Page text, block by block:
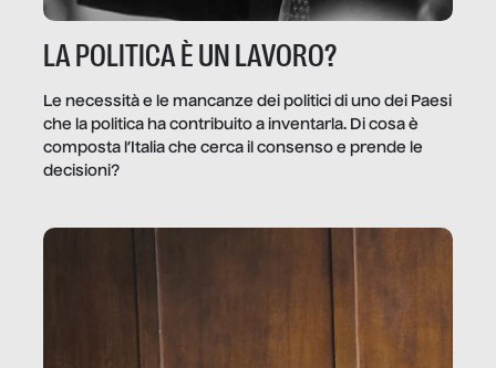
LA POLITICA È UN LAVORO?
Le necessità e le mancanze dei politici di uno dei Paesi
che la politica ha contribuito a inventarla. Di cosa è
composta l’Italia che cerca il consenso e prende le
decisioni?